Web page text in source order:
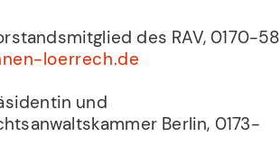
des RAV, 0170-58
loerrech.de
und
Berlin, 0173-